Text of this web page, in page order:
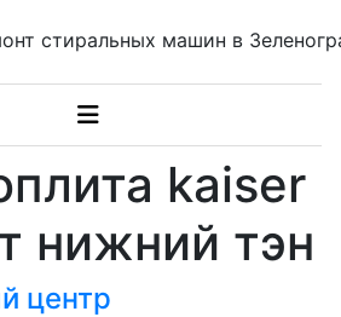
стиральных машин в
kaiser
нижний тэн
центр